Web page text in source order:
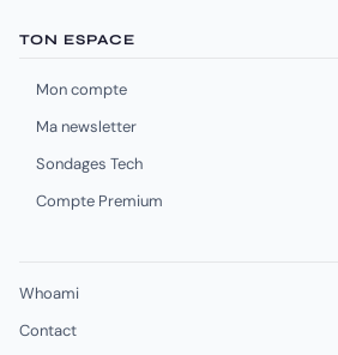
TON ESPACE
Mon compte
Ma newsletter
Sondages Tech
Compte Premium
Whoami
Contact